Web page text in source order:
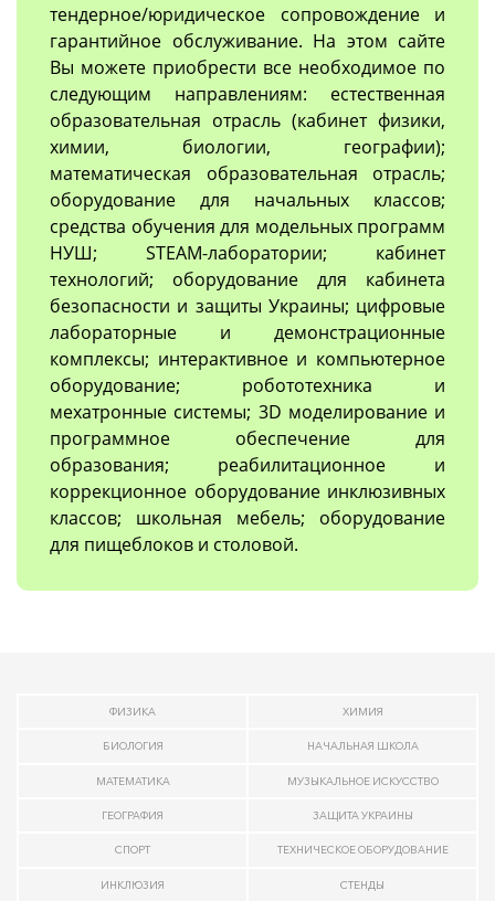
тендерное/юридическое сопровождение и
гарантийное обслуживание. На этом сайте
Вы можете приобрести все необходимое по
следующим направлениям: естественная
образовательная отрасль (кабинет физики,
химии, биологии, географии);
математическая образовательная отрасль;
оборудование для начальных классов;
средства обучения для модельных программ
НУШ; STEAM-лаборатории; кабинет
технологий; оборудование для кабинета
безопасности и защиты Украины; цифровые
лабораторные и демонстрационные
комплексы; интерактивное и компьютерное
оборудование; робототехника и
мехатронные системы; 3D моделирование и
программное обеспечение для
образования; реабилитационное и
коррекционное оборудование инклюзивных
классов; школьная мебель; оборудование
для пищеблоков и столовой.
ФИЗИКА ХИМИЯ
БИОЛОГИЯ НАЧАЛЬНАЯ ШКОЛА
МАТЕМАТИКА МУЗЫКАЛЬНОЕ ИСКУССТВО
ГЕОГРАФИЯ ЗАЩИТА УКРАИНЫ
СПОРТ ТЕХНИЧЕСКОЕ ОБОРУДОВАНИЕ
ИНКЛЮЗИЯ СТЕНДЫ